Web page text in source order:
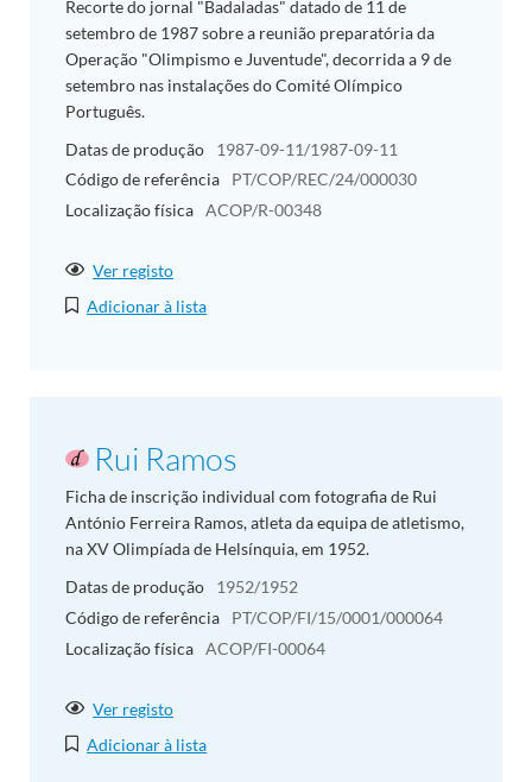
Recorte do jornal "Badaladas" datado de 11 de
setembro de 1987 sobre a reunião preparatória da
Operação "Olimpismo e Juventude", decorrida a 9 de
setembro nas instalações do Comité Olímpico
Português.
Datas de produção
1987-09-11/1987-09-11
Código de referência
PT/COP/REC/24/000030
Localização física ACOP/R-00348
Ver registo
Adicionar à lista
Rui Ramos
Ficha de inscrição individual com fotografia de Rui
António Ferreira Ramos, atleta da equipa de atletismo,
na XV Olimpíada de Helsínquia, em 1952.
Datas de produção
1952/1952
Código de referência
PT/COP/FI/15/0001/000064
Localização física ACOP/FI-00064
Ver registo
Adicionar à lista